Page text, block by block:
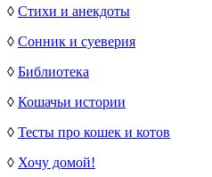
◊ Стихи и анекдоты
◊ Сонник и суеверия
◊ Библиотека
◊ Кошачьи истории
◊ Тесты про кошек и котов
◊ Хочу домой!